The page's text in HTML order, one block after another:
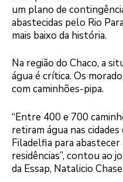
um plano de
abastecidas pelo Rio
mais baixo da história.
Na região do Chaco, a
água é crítica. Os
com caminhões-pipa.
“Entre 400 e 700
retiram água nas
Filadelfia para abastecer
residências”, contou ao
da Essap, Natalicio